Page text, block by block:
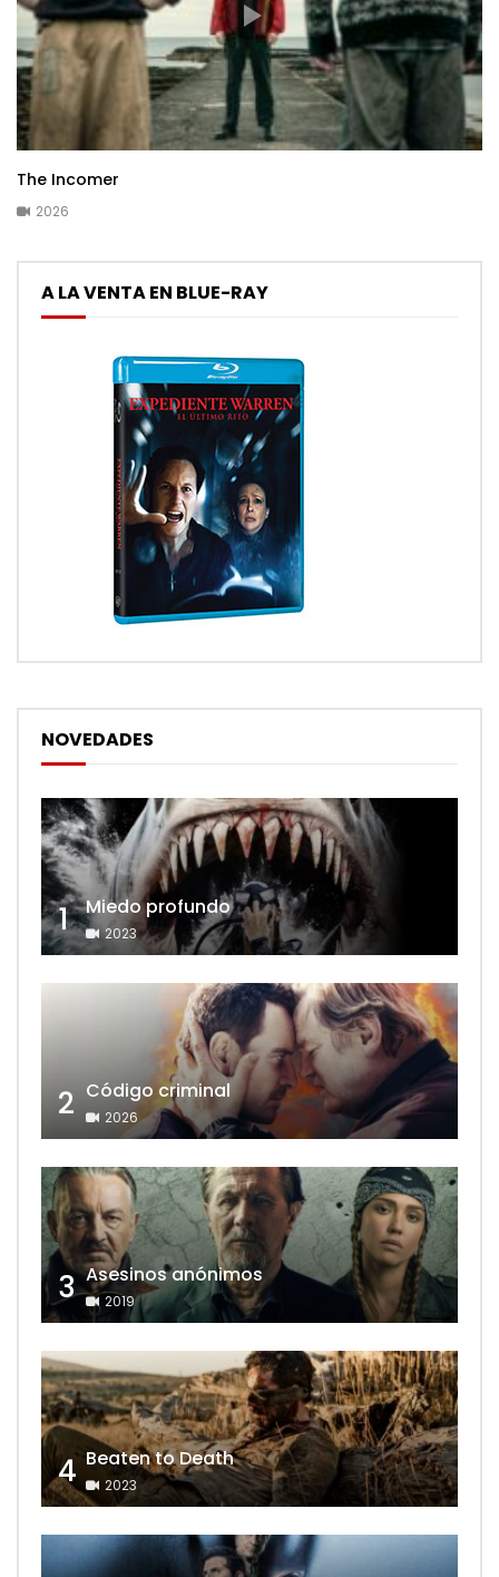
The Incomer
2026
A LA VENTA EN BLUE-RAY
NOVEDADES
1 Miedo profundo
2023
2 Código criminal
2026
3 Asesinos anónimos
2019
4 Beaten to Death
2023